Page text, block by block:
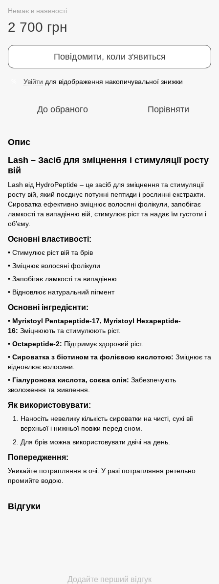
Немає в наявності
2 700 грн
Повідомити, коли з'явиться
Увійти для відображення накопичувальної знижки
До обраного Порівняти
Опис
Lash – Засіб для зміцнення і стимуляції росту
вій
Lash від HydroPeptide – це засіб для зміцнення та стимуляції
росту вій, який поєднує потужні пептиди і рослинні екстракти.
Сироватка ефективно зміцнює волосяні фолікули, запобігає
ламкості та випадінню вій, стимулює ріст та надає їм густоти і
об’єму.
Основні властивості:
• Стимулює ріст вій та брів
• Зміцнює волосяні фолікули
• Запобігає ламкості та випадінню
• Відновлює натуральний пігмент
Основні інгредієнти:
• Myristoyl Pentapeptide-17, Myristoyl Hexapeptide-
16: Зміцнюють та стимулюють ріст.
• Octapeptide-2: Підтримує здоровий ріст.
• Сироватка з біотином та фолієвою кислотою: Зміцнює та
відновлює волосини.
• Гіалуронова кислота, соєва олія: Забезпечують
зволоження та живлення.
Як використовувати:
Наносіть невелику кількість сироватки на чисті, сухі вії
верхньої і нижньої повіки перед сном.
Для брів можна використовувати двічі на день.
Попередження:
Уникайте потрапляння в очі. У разі потрапляння ретельно
промийте водою.
Відгуки
Додайте перший відгук